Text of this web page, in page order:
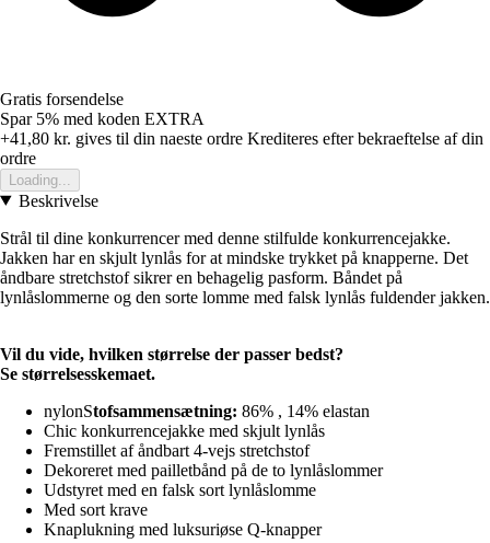
Gratis forsendelse
Spar 5% med koden EXTRA
+41,80 kr. gives til din naeste ordre Krediteres efter bekraeftelse af din
ordre
Loading...
Beskrivelse
Strål til dine konkurrencer med denne stilfulde konkurrencejakke.
Jakken har en skjult lynlås for at mindske trykket på knapperne. Det
åndbare stretchstof sikrer en behagelig pasform. Båndet på
lynlåslommerne og den sorte lomme med falsk lynlås fuldender jakken.
Vil du vide, hvilken størrelse der passer bedst?
Se størrelsesskemaet.
nylonStofsammensætning: 86% , 14% elastan
Chic konkurrencejakke med skjult lynlås
Fremstillet af åndbart 4-vejs stretchstof
Dekoreret med pailletbånd på de to lynlåslommer
Udstyret med en falsk sort lynlåslomme
Med sort krave
Knaplukning med luksuriøse Q-knapper